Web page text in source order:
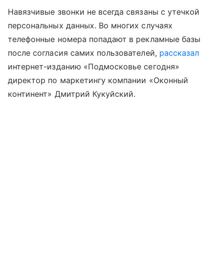
Навязчивые звонки не всегда связаны с утечкой
персональных данных. Во многих случаях
телефонные номера попадают в рекламные базы
после согласия самих пользователей, рассказал
интернет-изданию «Подмосковье сегодня»
директор по маркетингу компании «Оконный
континент» Дмитрий Кукуйский.